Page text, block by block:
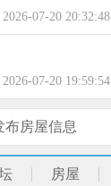
07-20 20:32:48
07-20 19:59:54
布房屋信息
房屋